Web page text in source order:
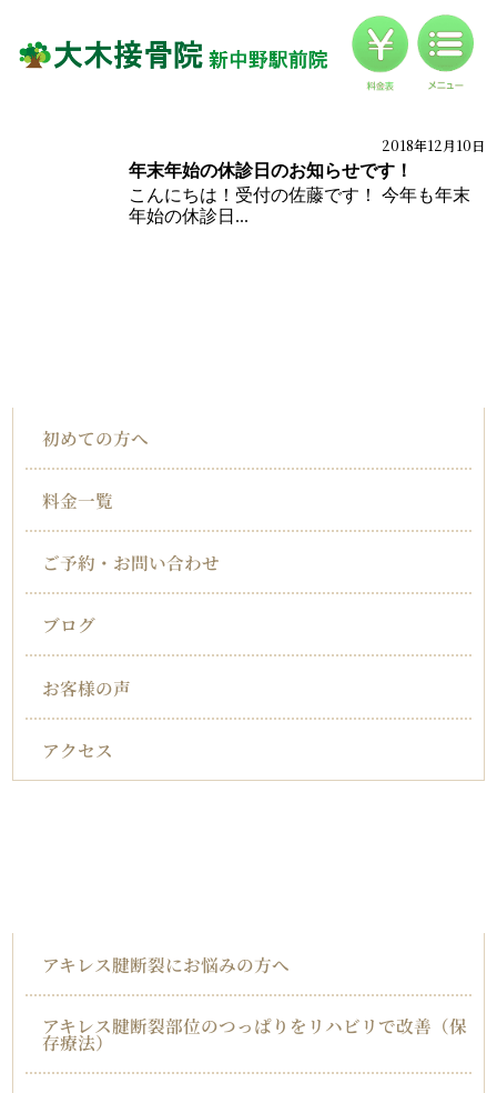
対応症状一覧
2018年12月10日
年末年始の休診日のお知らせです！
こんにちは！受付の佐藤です！ 今年も年末
年始の休診日...
初めての方へ
料金一覧
ご予約・お問い合わせ
ブログ
お客様の声
アクセス
アキレス腱断裂にお悩みの方へ
アキレス腱断裂部位のつっぱりをリハビリで改善（保
存療法）